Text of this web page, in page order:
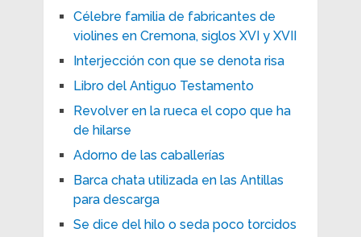
Célebre familia de fabricantes de
violines en Cremona, siglos XVI y XVII
Interjección con que se denota risa
Libro del Antiguo Testamento
Revolver en la rueca el copo que ha
de hilarse
Adorno de las caballerías
Barca chata utilizada en las Antillas
para descarga
Se dice del hilo o seda poco torcidos